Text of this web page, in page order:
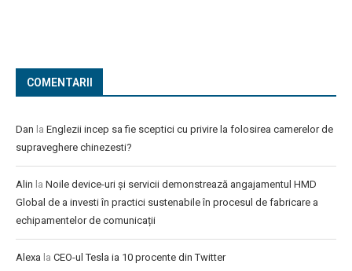
COMENTARII
Dan la Englezii incep sa fie sceptici cu privire la folosirea camerelor de
supraveghere chinezesti?
Alin la Noile device-uri și servicii demonstrează angajamentul HMD
Global de a investi în practici sustenabile în procesul de fabricare a
echipamentelor de comunicații
Alexa la CEO-ul Tesla ia 10 procente din Twitter